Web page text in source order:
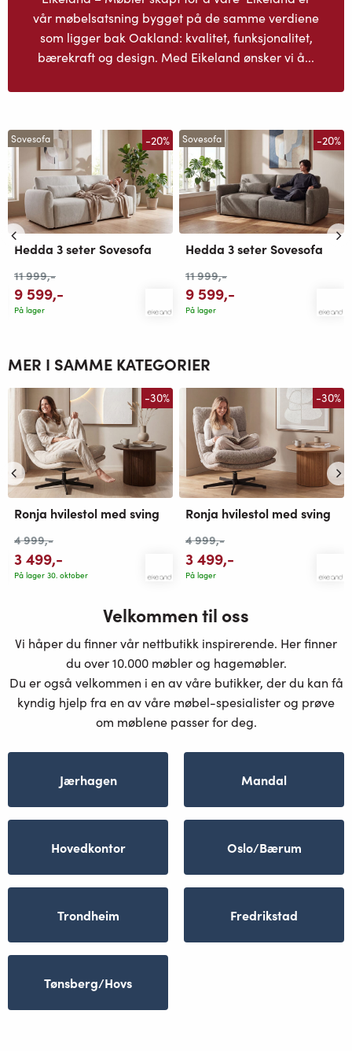
vår møbelsatsning bygget på de samme verdiene
som ligger bak Oakland: kvalitet, funksjonalitet,
bærekraft og design. Med Eikeland ønsker vi å...
Sovesofa -20%
Hedda 3 seter Sovesofa
11 999,-
9 599,-
På lager
Sovesofa -20%
Hedda 3 seter Sovesofa
11 999,-
9 599,-
På lager
MER I SAMME KATEGORIER
-30%
Ronja hvilestol med sving
4 999,-
3 499,-
På lager 30. oktober
-30%
Ronja hvilestol med sving
4 999,-
3 499,-
På lager
Velkommen til oss
Vi håper du finner vår nettbutikk inspirerende. Her finner
du over 10.000 møbler og hagemøbler.
Du er også velkommen i en av våre butikker, der du kan få
kyndig hjelp fra en av våre møbel-spesialister og prøve
om møblene passer for deg.
Jærhagen Mandal
Hovedkontor Oslo/Bærum
Trondheim Fredrikstad
Tønsberg/Hovs